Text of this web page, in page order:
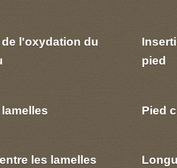
l'oxydation du
les lamelles
pied
Pied